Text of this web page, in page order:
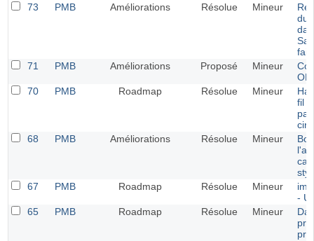
73
PMB Améliorations Résolue Mineur
du
71
PMB Améliorations Proposé Mineur
70
PMB Roadmap Résolue Mineur
fil
68
PMB Améliorations Résolue Mineur
67
PMB Roadmap Résolue Mineur
-
65
PMB Roadmap Résolue Mineur